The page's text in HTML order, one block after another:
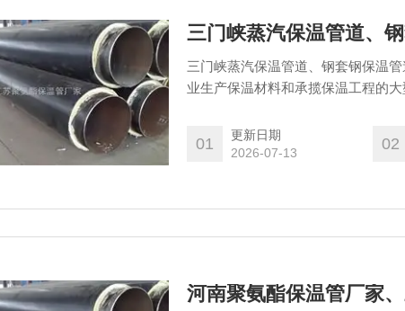
三门峡蒸汽保温管道、
三门峡蒸汽保温管道、钢套钢保温
业生产保温材料和承揽保温工程的
有专业的施工队伍为广大客户服务。
01
更新日期
2026-07-13
02
河南聚氨酯保温管厂家